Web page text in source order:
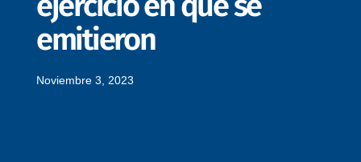
emitieron
Noviembre 3, 2023